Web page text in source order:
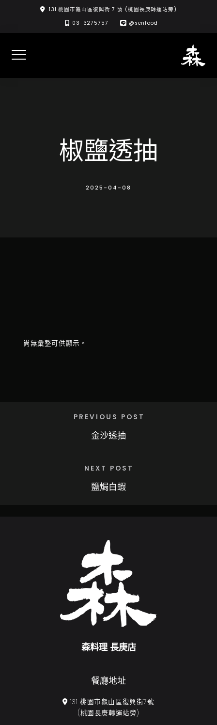
content
131 桃園市龜山區復興街 7 號 (桃園長庚轉運站旁)
03-3275757
@senfood
椒鹽透抽
2025-04-08
尚無彙整可供顯示。
PREVIOUS POST
金沙透抽
NEXT POST
鹽焗白蝦
森料理 長庚店
餐廳地址
131 桃園市龜山區復興街7號
(桃園長庚轉運站旁)